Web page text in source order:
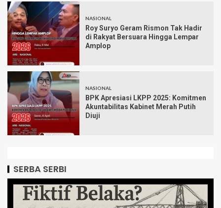
NASIONAL
Roy Suryo Geram Rismon Tak Hadir
di Rakyat Bersuara Hingga Lempar
Amplop
NASIONAL
BPK Apresiasi LKPP 2025: Komitmen
Akuntabilitas Kabinet Merah Putih
Diuji
SERBA SERBI